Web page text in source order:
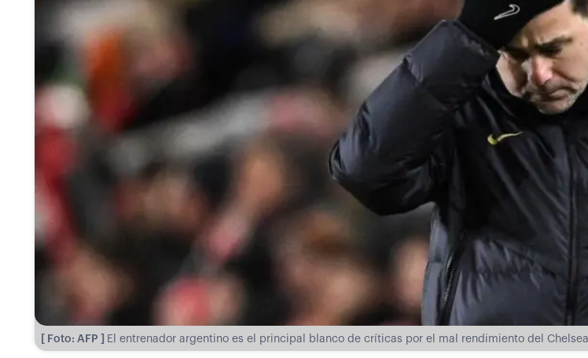
[ Foto: AFP ] El entrenador argentino es el principal blanco de críticas por el mal rendimiento del